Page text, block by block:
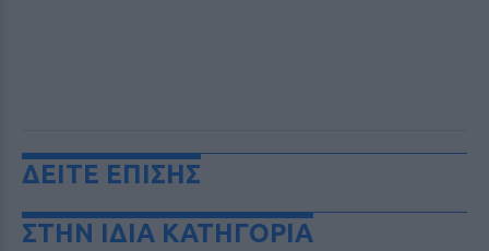
ΔΕΙΤΕ ΕΠΙΣΗΣ
ΣΤΗΝ ΙΔΙΑ ΚΑΤΗΓΟΡΙΑ